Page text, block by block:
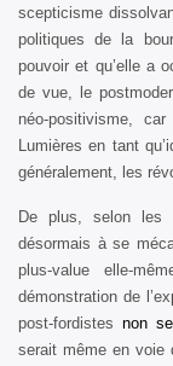
scepticisme
politiques de la
pouvoir et qu’elle a
de vue, le
néo-positivisme,
Lumières en tant
généralement, les
De plus, selon les
désormais à se
plus-value elle-
démonstration de
post-fordistes non
serait même en voie